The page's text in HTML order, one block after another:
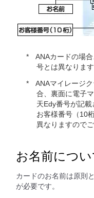
ANAカードの場
号とは異なります
ANAマイレージ
合、裏面に電子
天Edy番号が記
お客様番号（10
異なりますので
お名前につい
カードのお名前は原則
が必要です。